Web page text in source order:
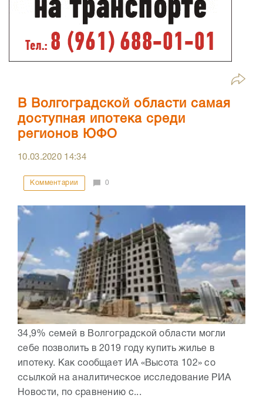
В Волгоградской области самая
доступная ипотека среди
регионов ЮФО
10.03.2020 14:34
Комментарии 0
34,9% семей в Волгоградской области могли
себе позволить в 2019 году купить жилье в
ипотеку. Как сообщает ИА «Высота 102» со
ссылкой на аналитическое исследование РИА
Новости, по сравнению с...